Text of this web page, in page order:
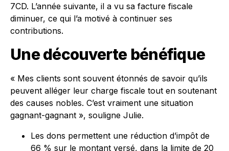
7CD. L’année suivante, il a vu sa facture fiscale
diminuer, ce qui l’a motivé à continuer ses
contributions.
Une découverte bénéfique
« Mes clients sont souvent étonnés de savoir qu’ils
peuvent alléger leur charge fiscale tout en soutenant
des causes nobles. C’est vraiment une situation
gagnant-gagnant », souligne Julie.
Les dons permettent une réduction d’impôt de
66 % sur le montant versé, dans la limite de 20